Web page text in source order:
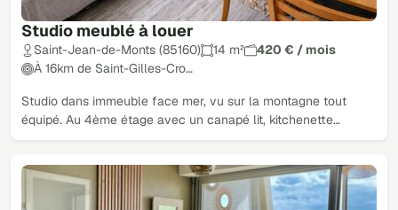
Studio meublé à louer
Saint-Jean-de-Monts (85160) 14 m²
420 € / mois
À 16km de Saint-Gilles-Cro…
Studio dans immeuble face mer, vu sur la montagne tout
équipé. Au 4ème étage avec un canapé lit, kitchenette…